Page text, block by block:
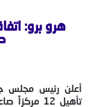
هرو برو:
أعلن رئيس مجلس
تأهيل 12